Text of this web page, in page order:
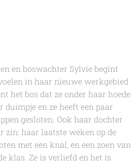
en boswachter Sylvie begint
in haar nieuwe werkgebied
het bos dat ze onder haar hoede
en ze heeft een paar
gesloten. Ook haar dochter
zin: haar laatste weken op de
met een knal, en een zoen van
klas. Ze is verliefd en het is